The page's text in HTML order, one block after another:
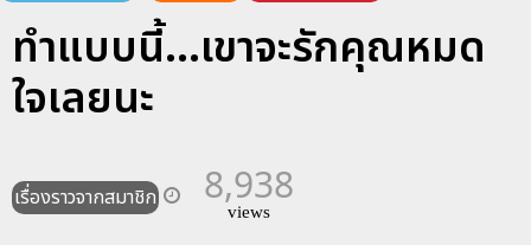
ทำแบบนี้...เขาจะรักคุณหมด
ใจเลยนะ
เรื่องราวจากสมาชิก 8,938
views